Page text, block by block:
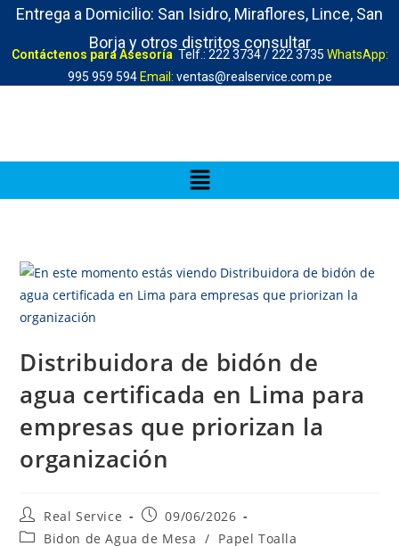
Entrega a Domicilio: San Isidro, Miraflores, Lince, San
Borja y otros distritos consultar
Contáctenos para Asesoría Telf.: 222 3734 / 222 3735 WhatsApp:
995 959 594 Email: ventas@realservice.com.pe
Distribuidora de bidón de
agua certificada en Lima para
empresas que priorizan la
organización
Real Service
09/06/2026
Bidon de Agua de Mesa / Papel Toalla